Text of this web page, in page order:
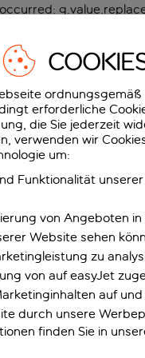
erforderliche
die Sie jederzeit
verwenden wir
um:
Funktionalität
von Angeboten
Website sehen
zu
von auf easyJet
auf
durch unsere
finden Sie in